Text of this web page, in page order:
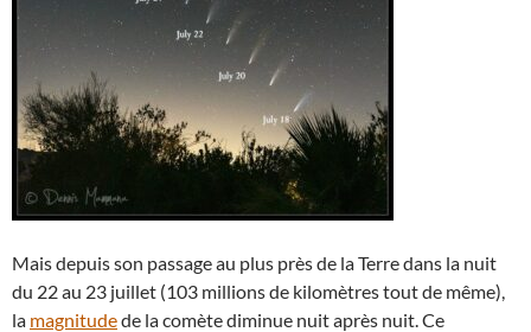
Mais depuis son passage au plus près de la Terre dans la nuit
du 22 au 23 juillet (103 millions de kilomètres tout de même),
la magnitudede la comète diminue nuit après nuit. Ce